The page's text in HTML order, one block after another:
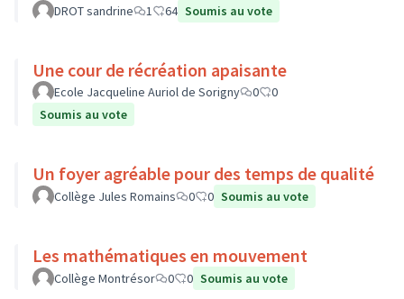
DROT sandrine 1 64 Soumis au vote
Une cour de récréation apaisante
Ecole Jacqueline Auriol de Sorigny 0
0
Soumis au vote
Un foyer agréable pour des temps de qualité
Collège Jules Romains 0 0 Soumis au vote
Les mathématiques en mouvement
Collège Montrésor 0 0 Soumis au vote